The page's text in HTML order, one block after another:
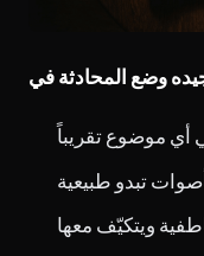
أي موضوع تقريباً
ويتكيّف معها